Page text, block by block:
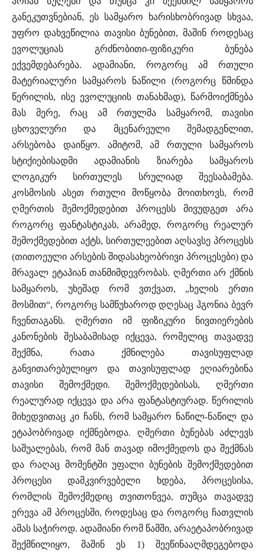
განეკუთვნებიან, ეს სამყარო ხარისხობრივად სხვაა,
უფრო დახვეწილია თავისი ბუნებით, მაშინ როდესაც
ევოლუციას გრძნობითი-ფიზიკური ბუნება
ექვემდებარება. ადამიანი, როგორც ამ რთული
მატერიალური სამყაროს ნაწილი (როგორც წმინდა
წერილის, ისე ევოლუციის თანახმად), წარმოიქმნება
მას მერე, რაც ამ რთულმა სამყარომ, თავისი
ცხოველური და მცენარეული შემადგენლით,
არსებობა დაიწყო. ამიტომ, ამ რთული სამყაროს
სტიქიებისადმი ადამიანის ზიარება სამყაროს
ლოგიკურ სირთულეს სრულიად შეესაბამება.
კოსმოსის ასეთ რთული მოწყობა მოითხოვს, რომ
ღმერთის შემოქმედებით პროცესს მივუდგეთ არა
როგორც ფანტასტიკას, არამედ, როგორც რეალურ
შემოქმედებით აქტს, სირთულეებით აღსავსე პროცესს
(თითოეული არსების შიდასახეობრივი პროცესები) და
მრავალ ეტაპიან თანმიმდევრობას. ღმერთი არ ქმნის
სამყაროს, უხეშად რომ ვთქვათ, „ხელის ერთი
მოსმით“, როგორც სამწუხაროდ დღესაც ჰგონია ბევრ
ჩვენთაგანს. ღმერთი იმ ფიზიკური ნივთიერების
კანონების შესაბამისად იქცევა, რომელიც თავადვე
შექმნა, რათა ქმნილება თავისუფლად
განვითარებულიყო და თავისუფლად ეღიარებინა
თავისი შემოქმედი. შემოქმედებისას, ღმერთი
რეალურად იქცევა და არა ფანტასტიურად. წერილის
მიხედვითაც კი ჩანს, რომ სამყარო ნაწილ-ნაწილ და
ეტაპობრივად იქმნებოდა. ღმერთი ბუნებას აძლევს
საშუალებას, რომ მან თავად იმოქმედოს და შექმნას
და რაღაც მომენტში უფალი ბუნების შემოქმედებით
პროცესი დამკვირვებელი ხდება, პროცესისა,
რომლის შემოქმედიც თვითონვეა, თუმცა თავადვე
ერევა ამ პროცესში, როდესაც და როგორც ჩათვლის
ამას საჭიროდ. ადამიანი რომ წამში, არაეტაპობრივად
შექმნილიყო, მაშინ ეს 1) შეეწინააღმდეგებოდა